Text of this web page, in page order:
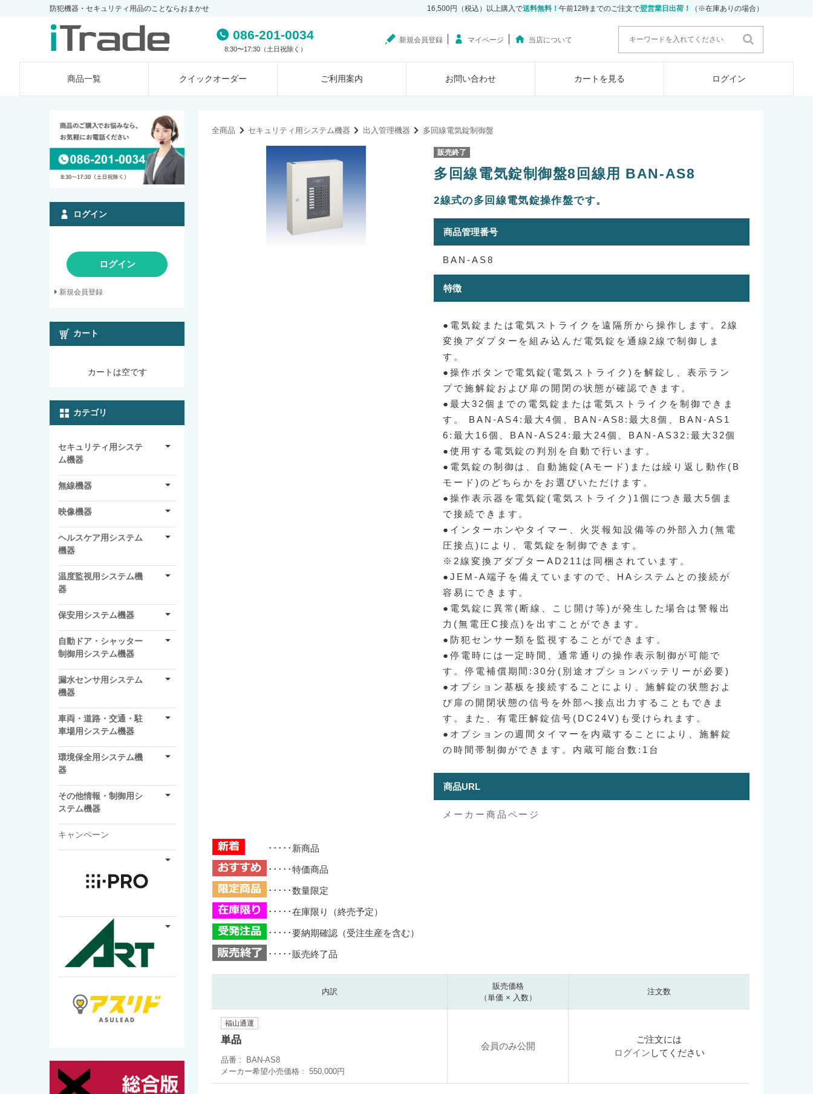
防犯機器・セキュリティ用品のことならおまかせ 16,500円（税込）以上購入で送料無料！ 午前12時までのご注文で翌営業日出荷！ （※在庫ありの場合）
086-201-0034
8:30〜17:30（土日祝除く）
新規会員登録 マイページ 当店について
商品一覧 クイックオーダー ご利用案内 お問い合わせ カートを見る ログイン
全商品 セキュリティ用システム機器 出入管理機器 多回線電気錠制御盤
販売終了
多回線電気錠制御盤8回線用 BAN-AS8
2線式の多回線電気錠操作盤です。
商品管理番号
BAN-AS8
特徴
●電気錠または電気ストライクを遠隔所から操作します。2線
変換アダプターを組み込んだ電気錠を通線2線で制御しま
す。
●操作ボタンで電気錠(電気ストライク)を解錠し、表示ラン
プで施解錠および扉の開閉の状態が確認できます。
●最大32個までの電気錠または電気ストライクを制御できま
す。 BAN-AS4:最大4個、BAN-AS8:最大8個、BAN-AS1
6:最大16個、BAN-AS24:最大24個、BAN-AS32:最大32個
●使用する電気錠の判別を自動で行います。
●電気錠の制御は、自動施錠(Aモード)または繰り返し動作(B
モード)のどちらかをお選びいただけます。
●操作表示器を電気錠(電気ストライク)1個につき最大5個ま
で接続できます。
●インターホンやタイマー、火災報知設備等の外部入力(無電
圧接点)により、電気錠を制御できます。
※2線変換アダプターAD211は同梱されています。
●JEM-A端子を備えていますので、HAシステムとの接続が
容易にできます。
●電気錠に異常(断線、こじ開け等)が発生した場合は警報出
力(無電圧C接点)を出すことができます。
●防犯センサー類を監視することができます。
●停電時には一定時間、通常通りの操作表示制御が可能で
す。停電補償期間:30分(別途オプションバッテリーが必要)
●オプション基板を接続することにより、施解錠の状態およ
び扉の開閉状態の信号を外部へ接点出力することもできま
す。また、有電圧解錠信号(DC24V)も受けられます。
●オプションの週間タイマーを内蔵することにより、施解錠
の時間帯制御ができます。内蔵可能台数:1台
商品URL
メーカー商品ページ
･････新商品
･････特価商品
･････数量限定
･････在庫限り（終売予定）
･････要納期確認（受注生産を含む）
･････販売終了品
内訳
販売価格
（単価 × 入数）
注文数
福山通運
単品
品番
BAN-AS8
メーカー希望小売価格
550,000円
会員のみ公開
ご注文には
ログイン してください
ログイン
ログイン
新規会員登録
カート
カートは空です
カテゴリ
セキュリティ用システ
ム機器
無線機器
映像機器
ヘルスケア用システム
機器
温度監視用システム機
器
保安用システム機器
自動ドア・シャッター
制御用システム機器
漏水センサ用システム
機器
車両・道路・交通・駐
車場用システム機器
環境保全用システム機
器
その他情報・制御用シ
ステム機器
キャンペーン